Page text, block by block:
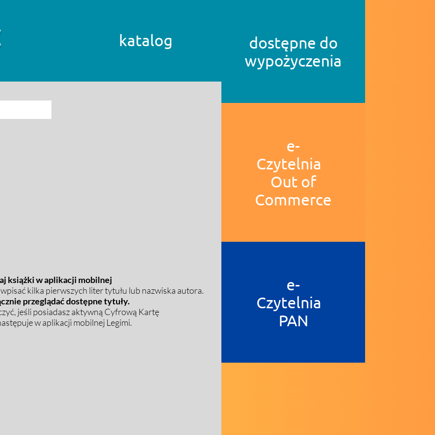
katalog
książki w aplikacji mobilnej
kilka pierwszych liter tytułu lub nazwiska autora.
przeglądać dostępne tytuły.
jeśli posiadasz aktywną Cyfrową Kartę
w aplikacji mobilnej Legimi.
dostępne do
wypożyczenia
e-
Czytelnia
Out of
Commerce
e-
Czytelnia
PAN